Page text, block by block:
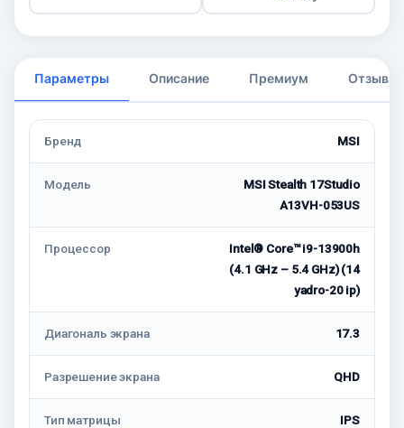
Параметры Описание Премиум Отзывы
Бренд MSI
Модель
MSI Stealth 17Studio
A13VH-053US
Процессор
Intel® Core™ i9-13900h
(4.1 GHz – 5.4 GHz) (14
yadro-20 ip)
Диагональ экрана 17.3
Разрешение экрана QHD
Тип матрицы IPS